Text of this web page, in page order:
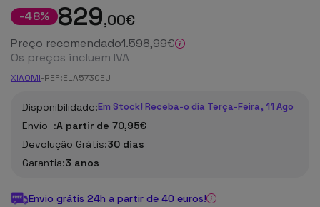
-48% 829,00€
Preço recomendado1.598,99€
Os preços incluem IVA
XIAOMI-REF:ELA5730EU
Disponibilidade:Em Stock! Receba-o dia Terça-Feira, 11 Ago
Envío :A partir de 70,95€
Devolução Grátis:30 dias
Garantia:3 anos
Envio grátis 24h a partir de 40 euros!